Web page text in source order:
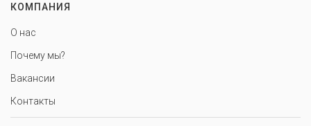
КОМПАНИЯ
О нас
Почему мы?
Вакансии
Контакты